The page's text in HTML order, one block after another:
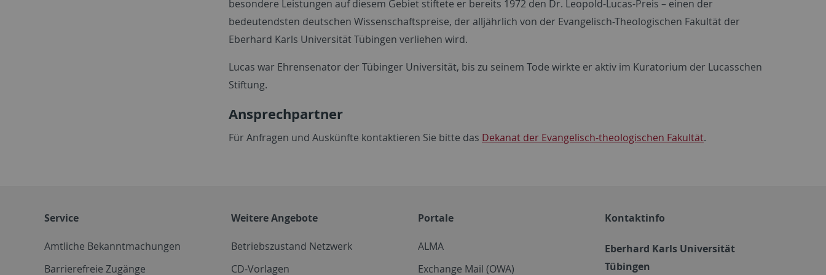
besondere Leistungen auf diesem Gebiet stiftete er bereits 1972 den Dr. Leopold-Lucas-Preis – einen der
bedeutendsten deutschen Wissenschaftspreise, der alljährlich von der Evangelisch-Theologischen Fakultät der
Eberhard Karls Universität Tübingen verliehen wird.
Lucas war Ehrensenator der Tübinger Universität, bis zu seinem Tode wirkte er aktiv im Kuratorium der Lucasschen
Stiftung.
Ansprechpartner
Für Anfragen und Auskünfte kontaktieren Sie bitte das Dekanat der Evangelisch-theologischen Fakultät.
Service
Amtliche Bekanntmachungen
Barrierefreie Zugänge
Weitere Angebote
Betriebszustand Netzwerk
CD-Vorlagen
Portale
ALMA
Exchange Mail (OWA)
Kontaktinfo
Eberhard Karls Universität
Tübingen